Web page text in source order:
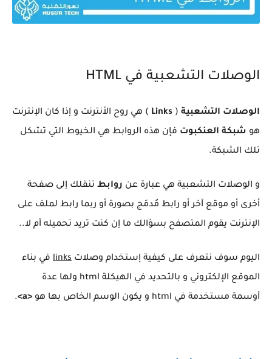
الوصلات التشعبية في HTML
الوصلات التشعبية (
Links ) هي روح الأنترنت و إذا كان الإنترنت
هو شبكة العنكبوت فإن هذه الروابط هي الخيوط التي تشكل
تلك الشبكة.
و الوصلات التشعبية هي عبارة عن روابط تنقلك إلى صفحة
أخرى أو موقع آخر أو رابط مُدمَج بصورة أو ربما رابط لملف على
الإنترنت يقوم المتصفح بسؤالك ما إن كنت تريد تحميله أم لا..
اليوم سوف نتعرف على كيفية إستخدام وصلات links في بناء
الموقع الإلكتروني و بالتحديد في الهيكلة html ولها عدة
أوسمة مستخدمة في html و يكون الوسم الخاص بها هو
<a>
.